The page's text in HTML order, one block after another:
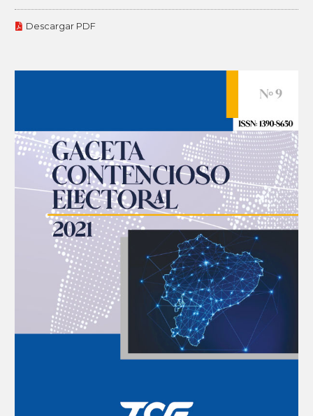
Descargar PDF